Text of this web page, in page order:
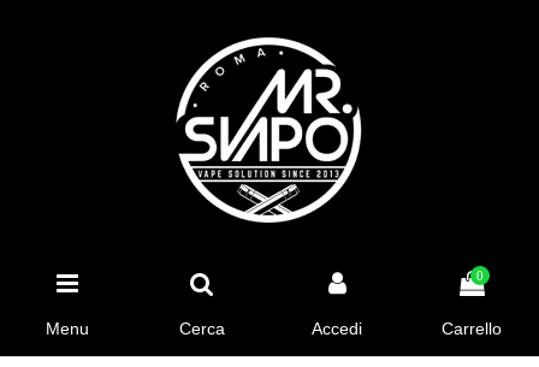
Menu Cerca Accedi
0
Carrello